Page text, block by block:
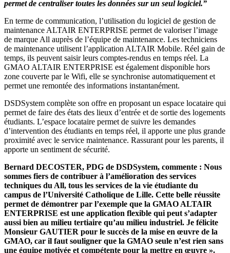
permet de centraliser toutes les données sur un seul logiciel.”
En terme de communication, l’utilisation du logiciel de gestion de
maintenance ALTAIR ENTERPRISE permet de valoriser l’image
de marque All auprès de l’équipe de maintenance. Les techniciens
de maintenance utilisent l’application ALTAIR Mobile. Réel gain de
temps, ils peuvent saisir leurs comptes-rendus en temps réel. La
GMAO ALTAIR ENTERPRISE est également disponible hors
zone couverte par le Wifi, elle se synchronise automatiquement et
permet une remontée des informations instantanément.
DSDSystem complète son offre en proposant un espace locataire qui
permet de faire des états des lieux d’entrée et de sortie des logements
étudiants. L’espace locataire permet de suivre les demandes
d’intervention des étudiants en temps réel, il apporte une plus grande
proximité avec le service maintenance. Rassurant pour les parents, il
apporte un sentiment de sécurité.
Bernard DECOSTER, PDG de DSDSystem, commente : Nous
sommes fiers de contribuer à l’amélioration des services
techniques du All, tous les services de la vie étudiante du
campus de l’Université Catholique de Lille. Cette belle réussite
permet de démontrer par l’exemple que la GMAO ALTAIR
ENTERPRISE est une application flexible qui peut s’adapter
aussi bien au milieu tertiaire qu’au milieu industriel. Je félicite
Monsieur GAUTIER pour le succès de la mise en œuvre de la
GMAO, car il faut souligner que la GMAO seule n’est rien sans
une équipe motivée et compétente pour la mettre en œuvre ».